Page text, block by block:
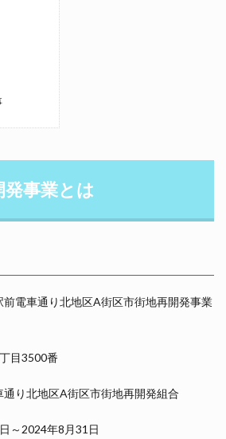
発事業とは
前電車通り北地区A街区市街地再開発事業
目3500番
通り北地区A街区市街地再開発組合
～2024年8月31日